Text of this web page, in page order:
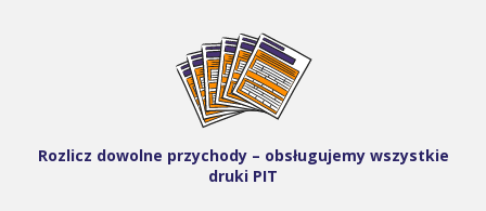
Rozlicz dowolne przychody – obsługujemy wszystkie
druki PIT